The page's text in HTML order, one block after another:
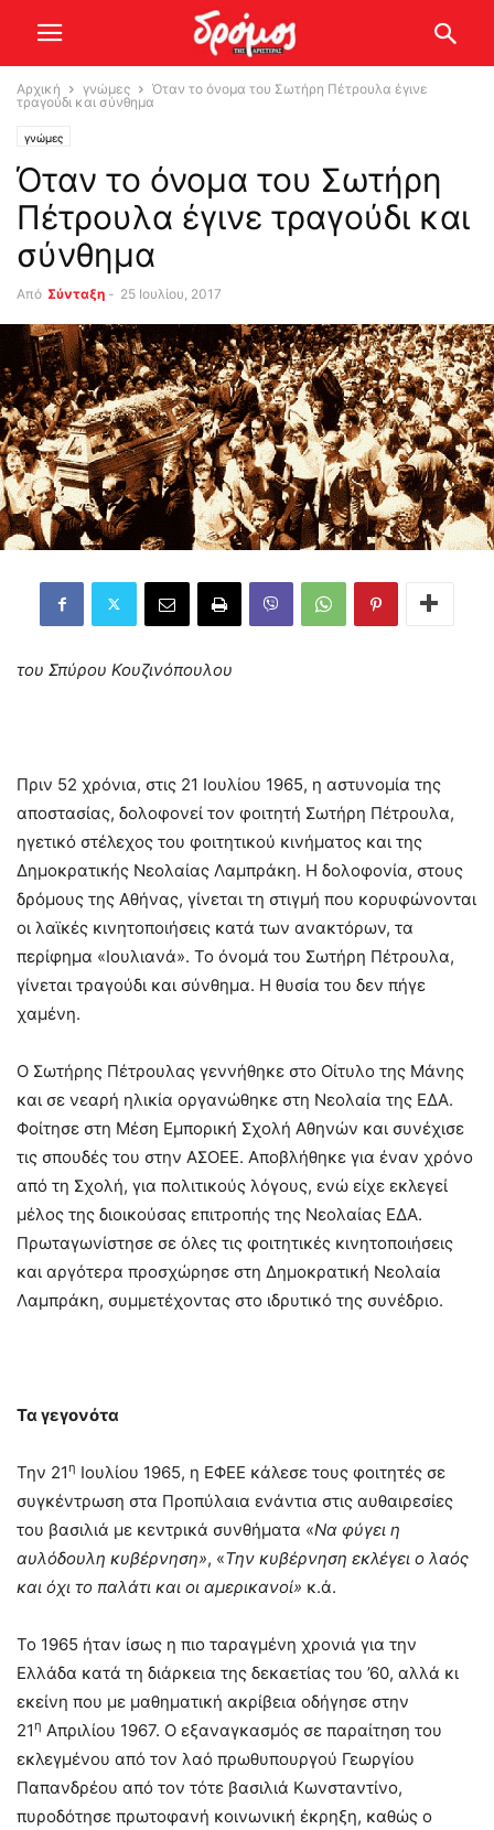
Αρχική γνώμες
Όταν το όνομα του Σωτήρη Πέτρουλα έγινε
τραγούδι και σύνθημα
γνώμες
Όταν το όνομα του Σωτήρη
Πέτρουλα έγινε τραγούδι και
σύνθημα
Από Σύνταξη - 25 Ιουλίου, 2017
του Σπύρου Κουζινόπουλου
Πριν 52 χρόνια, στις 21 Ιουλίου 1965, η αστυνομία της
αποστασίας, δολοφονεί τον φοιτητή Σωτήρη Πέτρουλα,
ηγετικό στέλεχος του φοιτητικού κινήματος και της
Δημοκρατικής Νεολαίας Λαμπράκη. Η δολοφονία, στους
δρόμους της Αθήνας, γίνεται τη στιγμή που κορυφώνονται
οι λαϊκές κινητοποιήσεις κατά των ανακτόρων, τα
περίφημα «Ιουλιανά». Το όνομά του Σωτήρη Πέτρουλα,
γίνεται τραγούδι και σύνθημα. Η θυσία του δεν πήγε
χαμένη.
Ο Σωτήρης Πέτρουλας γεννήθηκε στο Οίτυλο της Μάνης
και σε νεαρή ηλικία οργανώθηκε στη Νεολαία της ΕΔΑ.
Φοίτησε στη Μέση Εμπορική Σχολή Αθηνών και συνέχισε
τις σπουδές του στην ΑΣΟΕΕ. Αποβλήθηκε για έναν χρόνο
από τη Σχολή, για πολιτικούς λόγους, ενώ είχε εκλεγεί
μέλος της διοικούσας επιτροπής της Νεολαίας ΕΔΑ.
Πρωταγωνίστησε σε όλες τις φοιτητικές κινητοποιήσεις
και αργότερα προσχώρησε στη Δημοκρατική Νεολαία
Λαμπράκη, συμμετέχοντας στο ιδρυτικό της συνέδριο.
Τα γεγονότα
Την 21η Ιουλίου 1965, η ΕΦΕΕ κάλεσε τους φοιτητές σε
συγκέντρωση στα Προπύλαια ενάντια στις αυθαιρεσίες
του βασιλιά με κεντρικά συνθήματα «Να φύγει η
αυλόδουλη κυβέρνηση», «Την κυβέρνηση εκλέγει ο λαός
και όχι το παλάτι και οι αμερικανοί» κ.ά.
Το 1965 ήταν ίσως η πιο ταραγμένη χρονιά για την
Ελλάδα κατά τη διάρκεια της δεκαετίας του ’60, αλλά κι
εκείνη που με μαθηματική ακρίβεια οδήγησε στην
21η Απριλίου 1967. Ο εξαναγκασμός σε παραίτηση του
εκλεγμένου από τον λαό πρωθυπουργού Γεωργίου
Παπανδρέου από τον τότε βασιλιά Κωνσταντίνο,
πυροδότησε πρωτοφανή κοινωνική έκρηξη, καθώς ο